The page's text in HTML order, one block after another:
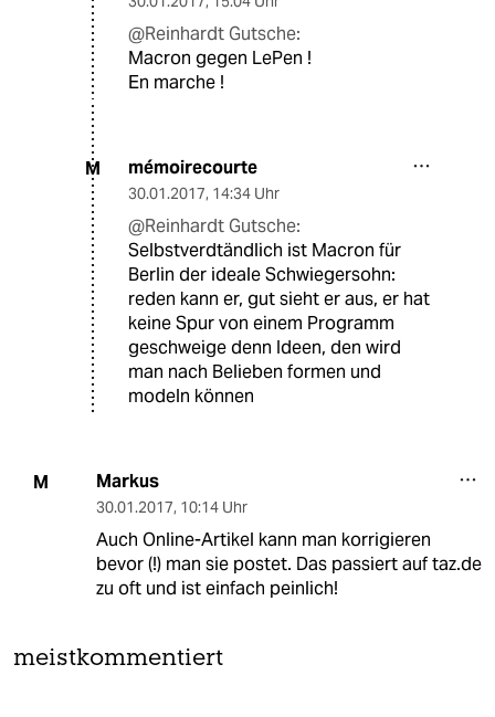
@Reinhardt Gutsche:
Macron gegen LePen !
En marche !
M mémoirecourte
30.01.2017, 14:34 Uhr
@Reinhardt Gutsche:
Selbstverdtändlich ist Macron für
Berlin der ideale Schwiegersohn:
reden kann er, gut sieht er aus, er hat
keine Spur von einem Programm
geschweige denn Ideen, den wird
man nach Belieben formen und
modeln können
M Markus
30.01.2017, 10:14 Uhr
Auch Online-Artikel kann man korrigieren
bevor (!) man sie postet. Das passiert auf taz.de
zu oft und ist einfach peinlich!
meistkommentiert